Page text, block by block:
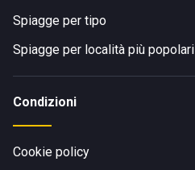
Spiagge per tipo
Spiagge per località più popolari
Condizioni
Cookie policy